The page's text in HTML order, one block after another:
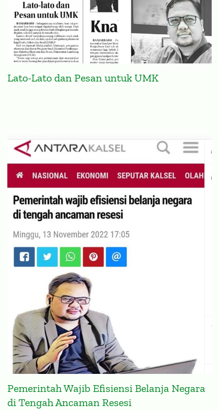
Lato-Lato dan Pesan untuk UMK
Pemerintah Wajib Efisiensi Belanja Negara
di Tengah Ancaman Resesi